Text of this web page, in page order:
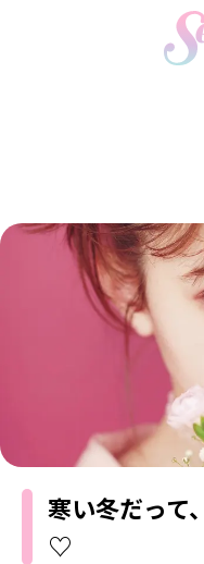
FASHION
ファッションニュ
モデル私服
BEAUTY
ビューティニュー
トレンドメイク
ヘアアレンジ・ヘ
スキンケア
ボディケア
SCHOOL
スクールニュース
学校ヘアメイク
勉強・受験・進路
エンタメニュース
なにわ男子
K-POP
ライフスタイルニ
JKランキング・ア
モデルの購入品
おでかけ
JK TREND
MODELS
MODEL'S BLOG
寒い冬だって
♡